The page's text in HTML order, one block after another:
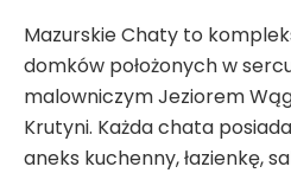
Mazurskie Chaty to
domków położonych w
malowniczym Jeziorem
Krutyni. Każda chata
aneks kuchenny, łazienkę,